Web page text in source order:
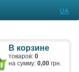
UA
В корзине
товаров: 0
на сумму: 0,00грн.